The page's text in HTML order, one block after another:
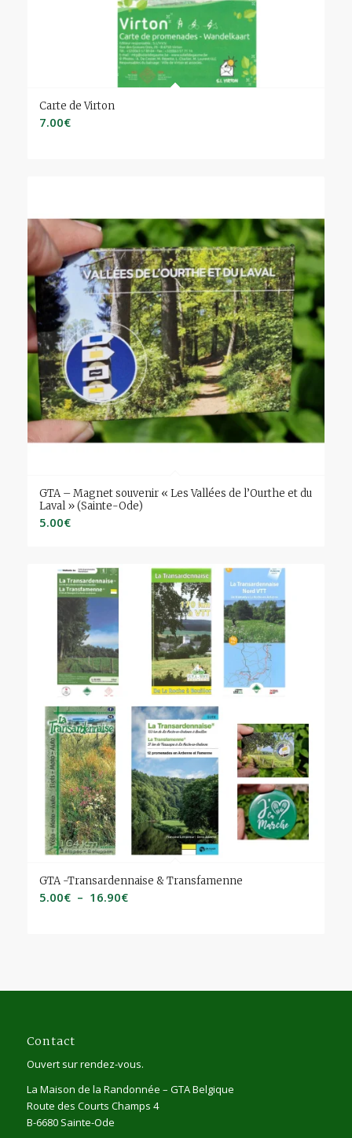
Carte de Virton
7.00€
GTA – Magnet souvenir « Les Vallées de l’Ourthe et du
Laval » (Sainte-Ode)
5.00€
GTA -Transardennaise & Transfamenne
5.00€ – 16.90€Plage
16.90€
Contact
Ouvert sur rendez-vous.
La Maison de la Randonnée – GTA Belgique
Route des Courts Champs 4
B-6680 Sainte-Ode